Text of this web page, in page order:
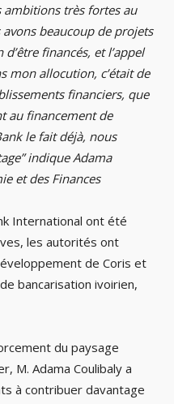
ambitions très fortes au
avons beaucoup de projets
financés, et l’appel
mon allocution, c’était de
financiers, que
au financement de
le fait déjà, nous
indique Adama
et des Finances
International ont été
les autorités ont
de Coris et
bancarisation ivoirien,
du paysage
M. Adama Coulibaly a
à contribuer davantage